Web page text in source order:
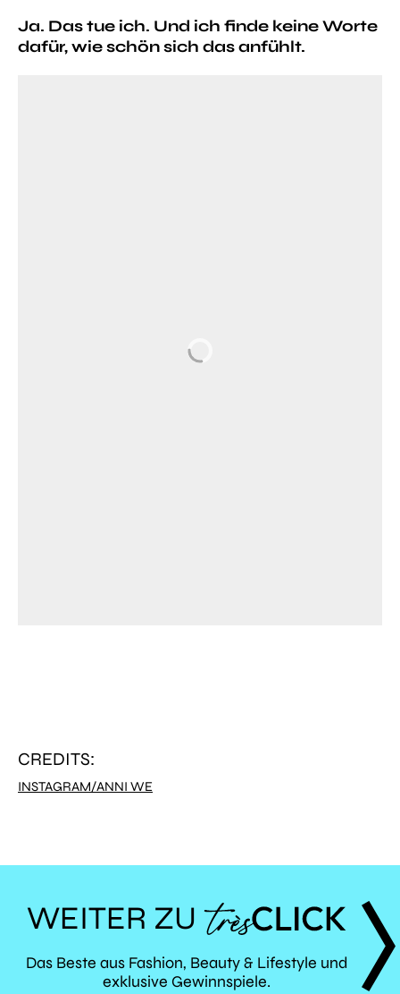
Ja. Das tue ich. Und ich finde keine Worte
dafür, wie schön sich das anfühlt.
CREDITS:
INSTAGRAM/ANNI WE
WEITER ZU
TRÈS
Das Beste aus Fashion, Beauty & Lifestyle und
exklusive Gewinnspiele.